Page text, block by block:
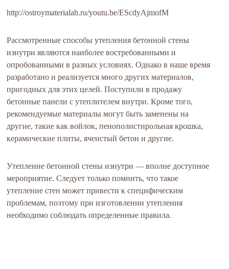
http://ostroymaterialah.ru/youtu.be/EScdyAjmofM
Рассмотренные способы утепления бетонной стены
изнутри являются наиболее востребованными и
опробованными в разных условиях. Однако в наше время
разработано и реализуется много других материалов,
пригодных для этих целей. Поступили в продажу
бетонные панели с утеплителем внутри. Кроме того,
рекомендуемые материалы могут быть заменены на
другие, такие как войлок, пенополистирольная крошка,
керамические плиты, ячеистый бетон и другие.
Утепление бетонной стены изнутри — вполне доступное
мероприятие. Следует только помнить, что такое
утепление стен может привести к специфическим
проблемам, поэтому при изготовлении утепления
необходимо соблюдать определенные правила.